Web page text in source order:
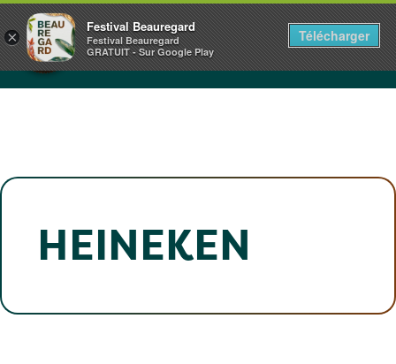
Panneau de gestion des cookies
CHÂTEAU DE BEAUREGARD
NORMANDIE
1+2.3.4.5 JUILLET 2026
HEINEKEN
×
Festival Beauregard
Festival Beauregard
GRATUIT - Sur Google Play
Télécharger